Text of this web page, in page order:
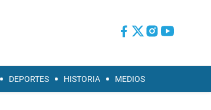
DEPORTES HISTORIA MEDIOS